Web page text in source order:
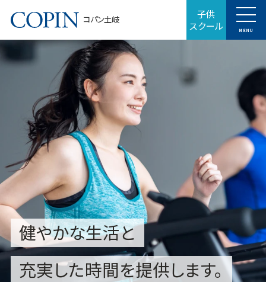
コパン土岐 子供
スクール MENU
健やかな生活と
充実した時間を提供します。